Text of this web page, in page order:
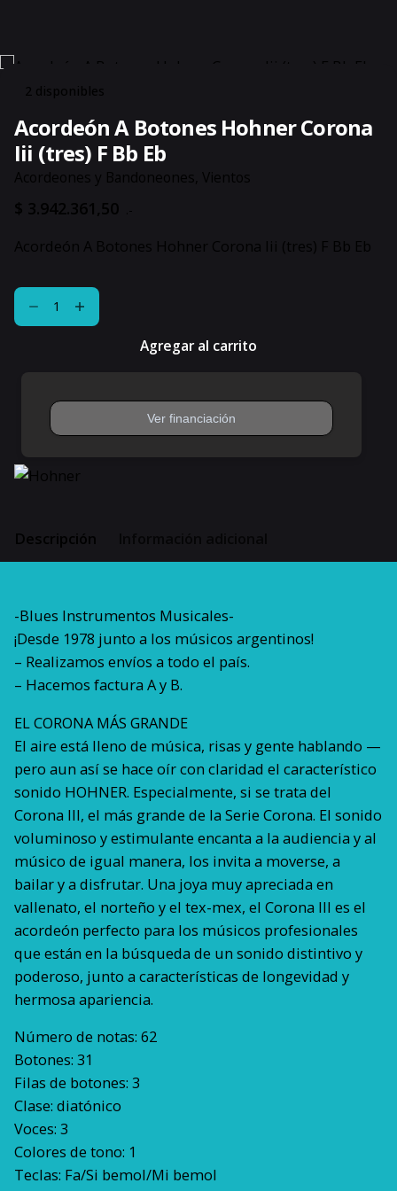
2 disponibles
Acordeón A Botones Hohner Corona
Iii (tres) F Bb Eb
Acordeones y Bandoneones Vientos
$ 3.942.361,50 .-
Acordeón A Botones Hohner Corona Iii (tres) F Bb Eb
Acordeón
A
Eb
Agregar al carrito
Descripción
-Blues Instrumentos Musicales-
¡Desde 1978 junto a los músicos argentinos!
– Realizamos envíos a todo el país.
– Hacemos factura A y B.
EL CORONA MÁS GRANDE
El aire está lleno de música, risas y gente hablando —
pero aun así se hace oír con claridad el característico
sonido HOHNER. Especialmente, si se trata del
Corona III, el más grande de la Serie Corona. El sonido
voluminoso y estimulante encanta a la audiencia y al
músico de igual manera, los invita a moverse, a
bailar y a disfrutar. Una joya muy apreciada en
vallenato, el norteño y el tex-mex, el Corona III es el
acordeón perfecto para los músicos profesionales
que están en la búsqueda de un sonido distintivo y
poderoso, junto a características de longevidad y
hermosa apariencia.
Número de notas: 62
Botones: 31
Filas de botones: 3
Clase: diatónico
Voces: 3
Colores de tono: 1
Teclas: Fa/Si bemol/Mi bemol